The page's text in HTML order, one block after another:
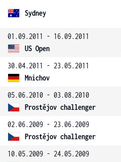
Sydney
01.09.2011 - 16.09.2011
US Open
30.04.2011 - 23.05.2011
Mnichov
05.06.2010 - 03.08.2010
Prostějov challenger
02.06.2009 - 23.06.2009
Prostějov challenger
10.05.2009 - 24.05.2009